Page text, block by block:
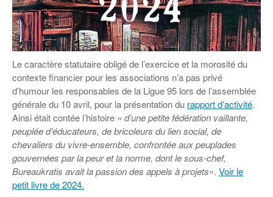
Malle pédagogique « Parcours d’exils
d’hier et d’aujourd’hui »
Espace bénévoles
Story play’r
La ligue 95 et Recyclivre
Lutte contre l’illettrisme
Education aux médias
Les veilleurs de l’info
Education verte
Formation Eco-délégué.es
… Formations BAFD
Pour s’inscrire
Actualités loisirs
Le caractère statutaire obligé de l’exercice et la morosité du
contexte financier pour les associations n’a pas privé
d’humour les responsables de la Ligue 95 lors de l’assemblée
générale du 10 avril, pour la présentation du rapport d’activité.
Ainsi était contée l’histoire « d’une petite fédération vaillante,
peuplée d’éducateurs, de bricoleurs du lien social, de
chevaliers du vivre-ensemble, confrontée aux peuplades
gouvernées par la peur et la norme, dont le sous-chef,
Bureaukratis avait la passion des appels à projets». Voir le
petit livre de 2024.